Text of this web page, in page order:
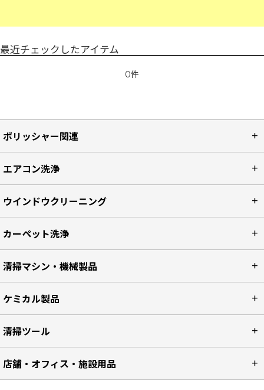
最近チェックしたアイテム
0件
ポリッシャー関連
エアコン洗浄
ウインドウクリーニング
カーペット洗浄
清掃マシン・機械製品
ケミカル製品
清掃ツール
店舗・オフィス・施設用品